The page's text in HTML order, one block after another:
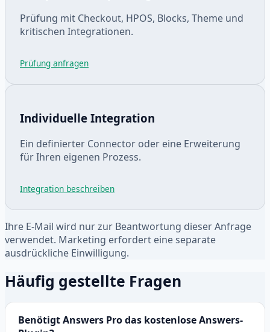
Prüfung mit Checkout, HPOS, Blocks, Theme und
kritischen Integrationen.
Prüfung anfragen
Individuelle Integration
Ein definierter Connector oder eine Erweiterung
für Ihren eigenen Prozess.
Integration beschreiben
Ihre E-Mail wird nur zur Beantwortung dieser Anfrage
verwendet. Marketing erfordert eine separate
ausdrückliche Einwilligung.
Häufig gestellte Fragen
Benötigt Answers Pro das kostenlose Answers-